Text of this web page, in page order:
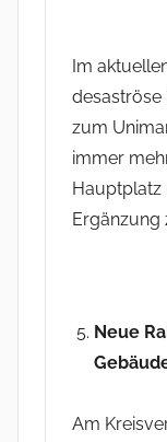
Im
desaströse
zum
immer
Hauptplatz
Ergänzung
Neue
Am